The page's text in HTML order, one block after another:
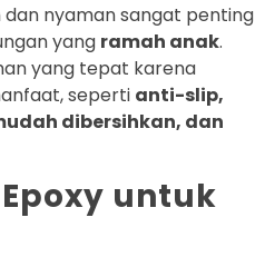
nyaman sangat penting
yang ramah anak.
yang tepat karena
seperti anti-slip,
dibersihkan, dan
untuk